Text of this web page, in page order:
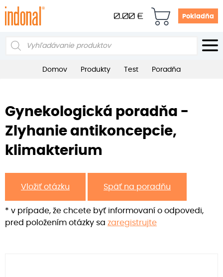
0.00 € Pokladňa
Products
Domov Produkty Test Poradňa
Gynekologická poradňa -
Zlyhanie antikoncepcie,
klimakterium
Vložiť otázku Späť na poradňu
* v prípade, že chcete byť informovaní o odpovedi,
pred položením otázky sa zaregistrujte